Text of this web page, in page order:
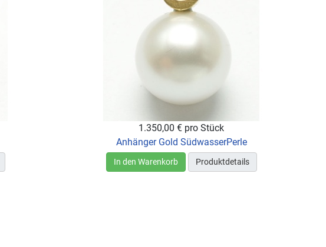
1.350,00 € pro Stück
Anhänger Gold SüdwasserPerle
In den Warenkorb Produktdetails